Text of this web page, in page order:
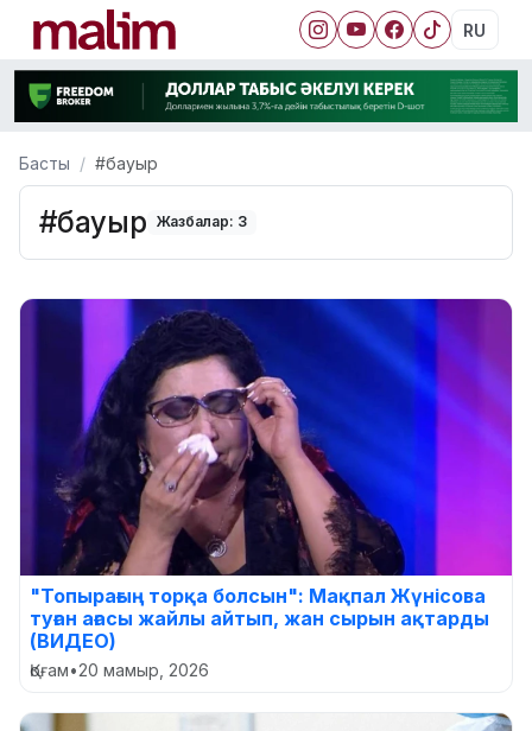
RU
Басты #бауыр
#бауыр Жазбалар: 3
"Топырағың торқа болсын": Мақпал Жүнісова
туған ағасы жайлы айтып, жан сырын ақтарды
(ВИДЕО)
Қоғам•20 мамыр, 2026